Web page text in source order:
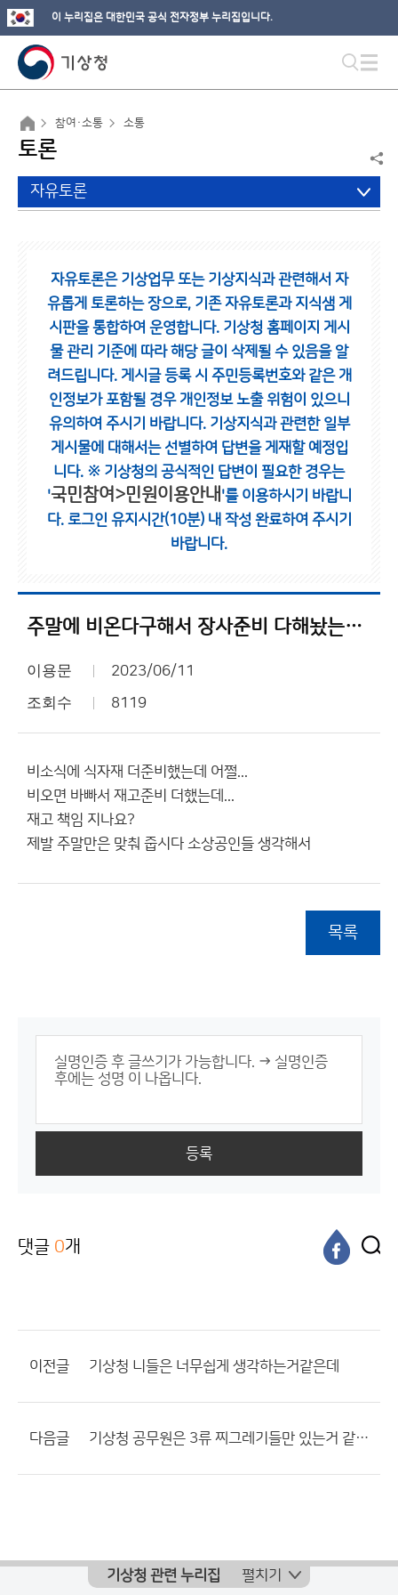
이 누리집은 대한민국 공식 전자정부 누리집입니다.
참여·소통 소통
토론
자유토론
자유토론은 기상업무 또는 기상지식과 관련해서 자
유롭게 토론하는 장으로, 기존 자유토론과 지식샘 게
시판을 통합하여 운영합니다. 기상청 홈페이지 게시
물 관리 기준에 따라 해당 글이 삭제될 수 있음을 알
려드립니다. 게시글 등록 시 주민등록번호와 같은 개
인정보가 포함될 경우 개인정보 노출 위험이 있으니
유의하여 주시기 바랍니다. 기상지식과 관련한 일부
게시물에 대해서는 선별하여 답변을 게재할 예정입
니다. ※ 기상청의 공식적인 답변이 필요한 경우는
'국민참여>민원이용안내 '를 이용하시기 바랍니
다. 로그인 유지시간(10분) 내 작성 완료하여 주시기
바랍니다.
주말에 비온다구해서 장사준비 다해놨는데...
이용문 2023/06/11
조회수 8119
비소식에 식자재 더준비했는데 어쩔...
비오면 바빠서 재고준비 더했는데...
재고 책임 지나요?
제발 주말만은 맞춰 줍시다 소상공인들 생각해서
목록
등록
댓글 0개
이전글 기상청 니들은 너무쉽게 생각하는거같은데
다음글 기상청 공무원은 3류 찌그레기들만 있는거 같다.
기상청 관련 누리집 펼치기